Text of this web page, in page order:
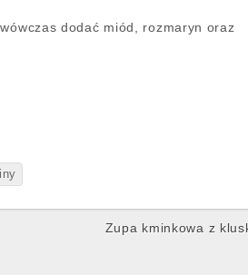
dodać miód, rozmaryn oraz
Zupa kminkowa z